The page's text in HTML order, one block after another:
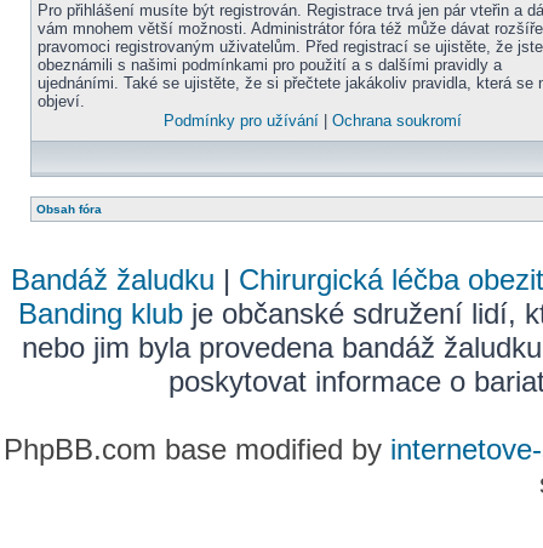
Pro přihlášení musíte být registrován. Registrace trvá jen pár vteřin a
vám mnohem větší možnosti. Administrátor fóra též může dávat
pravomoci registrovaným uživatelům. Před registrací se ujistěte, že
obeznámili s našimi podmínkami pro použití a s dalšími pravidly a
ujednáními. Také se ujistěte, že si přečtete jakákoliv pravidla, která se
objeví.
Podmínky pro užívání| Ochrana soukromí
Obsah fóra
Bandáž žaludku | Chirurgická léčba
Banding klub je občanské sdružení lidí,
nebo jim byla provedena bandáž
poskytovat informace o
PhpBB.com base modified by